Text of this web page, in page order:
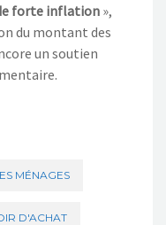
forte inflation»,
du montant des
un soutien
MÉNAGES
D'ACHAT